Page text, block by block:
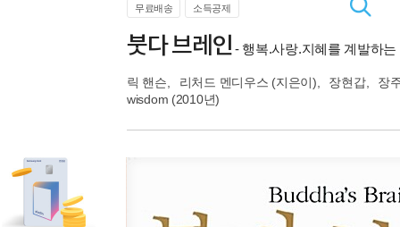
무료배송 소득공제
붓다 브레인- 행복.사랑.지혜를 계발하는
릭 핸슨 리처드 멘디우스 (지은이), 장현갑,
장
wisdom (2010년)